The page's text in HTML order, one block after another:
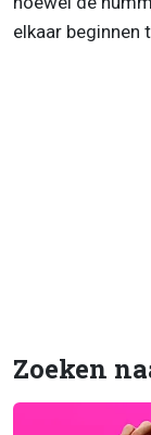
elkaar beginnen
Zoeken